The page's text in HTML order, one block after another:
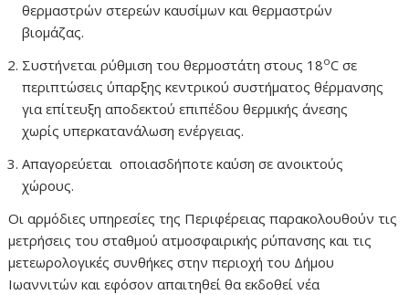
θερμαστρών στερεών καυσίμων και θερμαστρών
βιομάζας.
Συστήνεται ρύθμιση του θερμοστάτη στους 18οC σε
περιπτώσεις ύπαρξης κεντρικού συστήματος θέρμανσης
για επίτευξη αποδεκτού επιπέδου θερμικής άνεσης
χωρίς υπερκατανάλωση ενέργειας.
Απαγορεύεται οποιασδήποτε καύση σε ανοικτούς
χώρους.
Οι αρμόδιες υπηρεσίες της Περιφέρειας παρακολουθούν τις
μετρήσεις του σταθμού ατμοσφαιρικής ρύπανσης και τις
μετεωρολογικές συνθήκες στην περιοχή του Δήμου
Ιωαννιτών και εφόσον απαιτηθεί θα εκδοθεί νέα